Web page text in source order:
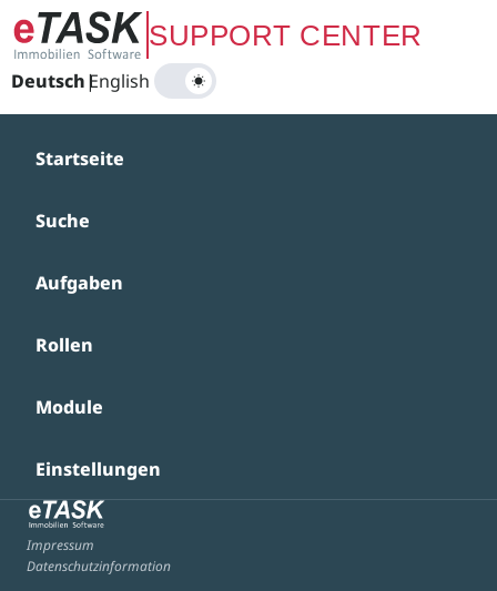
Zum Hauptinhalt springenSUPPORT CENTER
Deutsch|
English
Startseite
Suche
Aufgaben
Rollen
Module
Einstellungen
Impressum
Datenschutzinformation